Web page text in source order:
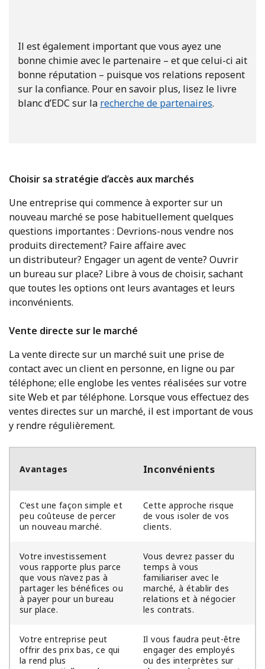
Il est également important que vous ayez une
bonne chimie avec le partenaire – et que celui-ci ait
bonne réputation – puisque vos relations reposent
sur la confiance. Pour en savoir plus, lisez le livre
blanc d’EDC sur la recherche de partenaires.
Choisir sa stratégie d’accès aux marchés
Une entreprise qui commence à exporter sur un
nouveau marché se pose habituellement quelques
questions importantes : Devrions-nous vendre nos
produits directement? Faire affaire avec
un distributeur? Engager un agent de vente? Ouvrir
un bureau sur place? Libre à vous de choisir, sachant
que toutes les options ont leurs avantages et leurs
inconvénients.
Vente directe sur le marché
La vente directe sur un marché suit une prise de
contact avec un client en personne, en ligne ou par
téléphone; elle englobe les ventes réalisées sur votre
site Web et par téléphone. Lorsque vous effectuez des
ventes directes sur un marché, il est important de vous
y rendre régulièrement.
Avantages Inconvénients
C’est une façon simple et
peu coûteuse de percer
un nouveau marché.
Cette approche risque
de vous isoler de vos
clients.
Votre investissement
vous rapporte plus parce
que vous n’avez pas à
partager les bénéfices ou
à payer pour un bureau
sur place.
Vous devrez passer du
temps à vous
familiariser avec le
marché, à établir des
relations et à négocier
les contrats.
Votre entreprise peut
offrir des prix bas, ce qui
la rend plus
Il vous faudra peut-être
engager des employés
ou des interprètes sur